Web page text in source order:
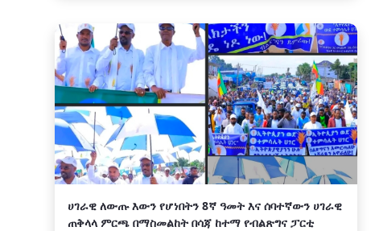
ሀገራዊ ለውጡ እውን የሆነበትን 8ኛ ዓመት እና ሰባተኛውን ሀገራዊ
ጠቅላላ ምርጫ በማስመልከት በሳጃ ከተማ የብልጽግና ፓርቲ